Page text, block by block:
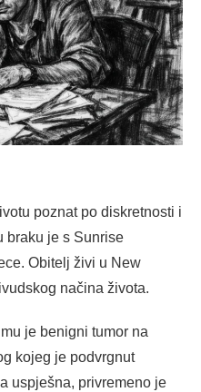
poznat po diskretnosti i
braku je s Sunrise
Obitelj živi u New
načina života.
je benigni tumor na
kojeg je podvrgnut
uspješna, privremeno je